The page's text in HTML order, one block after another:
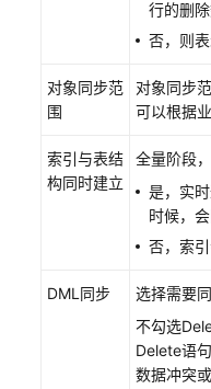
行的删除
否，则
对象同步范
围
对象同步
可以根据
索引与表结
构同时建立
全量阶段
是，实
时候，
否，索
DML同步
选择需要
不勾选
Delete语
数据冲突